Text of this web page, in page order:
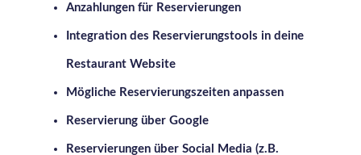
Anzahlungen für Reservierungen
Integration des Reservierungstools in deine
Restaurant Website
Mögliche Reservierungszeiten anpassen
Reservierung über Google
Reservierungen über Social Media (z.B.